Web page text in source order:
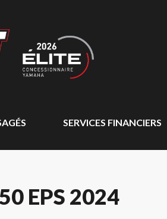
SERVICES FINANCIERS
EPS 2024